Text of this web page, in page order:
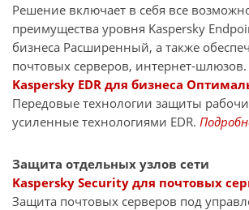
Решение включает в себя все
преимущества уровня Kaspersky
бизнеса Расширенный, а также
почтовых серверов, интернет-шлюзов.
Kaspersky EDR для бизнеса
Передовые технологии защиты
усиленные технологиями EDR.
Защита отдельных узлов сети
Kaspersky Security для почтовых
Защита почтовых серверов под